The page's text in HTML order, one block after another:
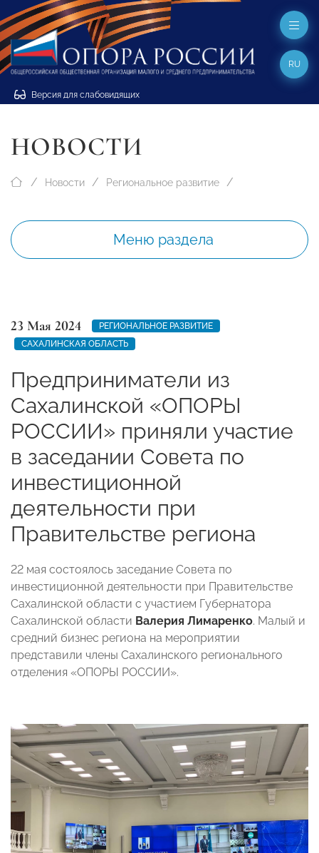
Версия для слабовидящих
RU
НОВОСТИ
Новости Региональное развитие
Меню раздела
23 Мая 2024
РЕГИОНАЛЬНОЕ РАЗВИТИЕ
САХАЛИНСКАЯ ОБЛАСТЬ
Предприниматели из
Сахалинской «ОПОРЫ
РОССИИ» приняли участие
в заседании Совета по
инвестиционной
деятельности при
Правительстве региона
22 мая состоялось заседание Совета по
инвестиционной деятельности при Правительстве
Сахалинской области с участием Губернатора
Сахалинской области Валерия Лимаренко. Малый и
средний бизнес региона на мероприятии
представили члены Сахалинского регионального
отделения «ОПОРЫ РОССИИ».